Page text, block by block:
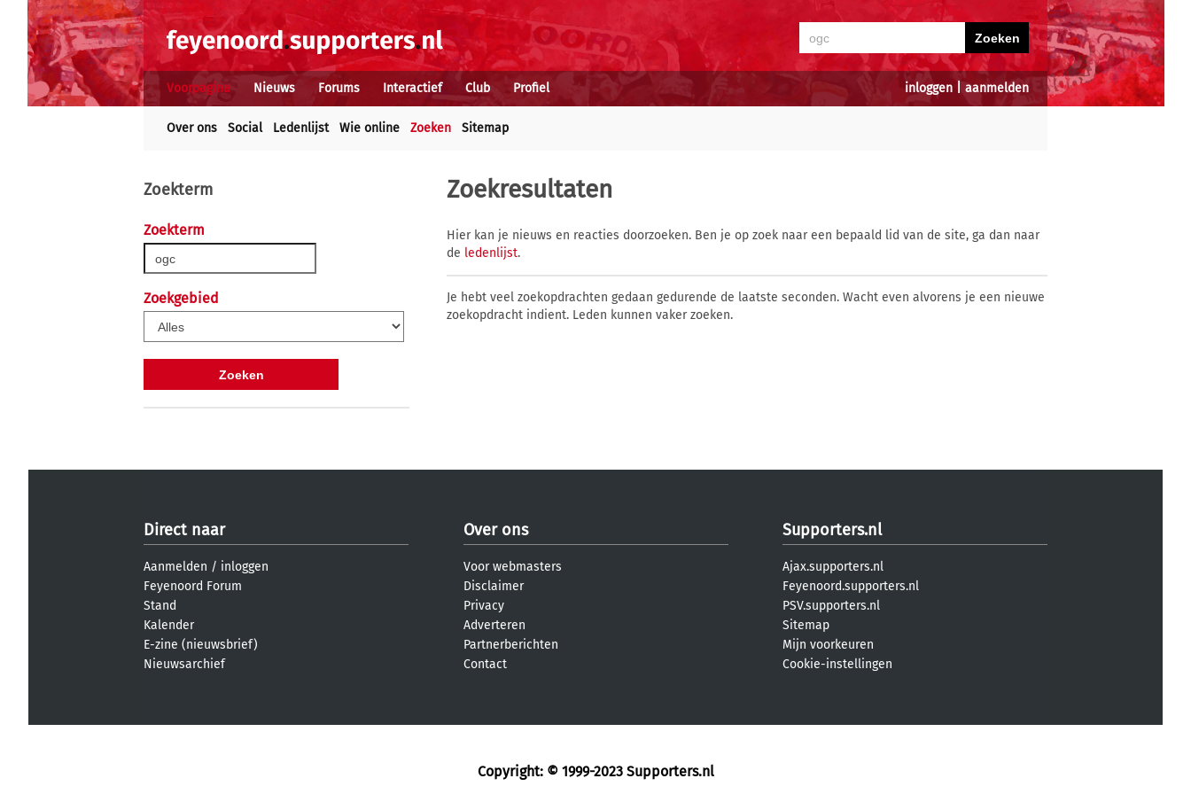
inloggen aanmelden
Voorpagina Nieuws Forums Interactief Club Profiel
Over ons Social Ledenlijst Wie online Zoeken Sitemap
Zoekterm
Zoekterm
Zoekgebied
Zoekresultaten
Hier kan je nieuws en reacties doorzoeken. Ben je op zoek naar een bepaald lid van de site, ga dan naar
de ledenlijst.
Je hebt veel zoekopdrachten gedaan gedurende de laatste seconden. Wacht even alvorens je een nieuwe
zoekopdracht indient. Leden kunnen vaker zoeken.
Direct naar
Aanmelden / inloggen
Feyenoord Forum
Stand
Kalender
E-zine (nieuwsbrief)
Nieuwsarchief
Over ons
Voor webmasters
Disclaimer
Privacy
Adverteren
Partnerberichten
Contact
Supporters.nl
Ajax.supporters.nl
Feyenoord.supporters.nl
PSV.supporters.nl
Sitemap
Mijn voorkeuren
Cookie-instellingen
Copyright: © 1999-2023 Supporters.nl